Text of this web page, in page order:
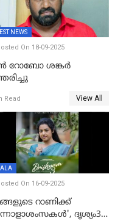
NEWS
On 18-09-2025
റോബോ ശങ്കർ
Read View All
On 16-09-2025
റാണിക്ക്
ദൃശ്യം3-